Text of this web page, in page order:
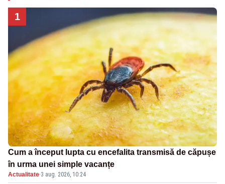
1
Cum a început lupta cu encefalita transmisă de căpușe
în urma unei simple vacanțe
Actualitate·3 aug. 2026, 10:24